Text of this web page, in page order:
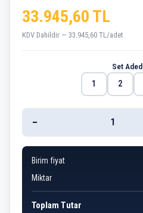
33.945,60 TL
KDV Dahildir — 33.945,60 TL/adet
Set
1
2
−
Birim fiyat
Miktar
Toplam Tutar